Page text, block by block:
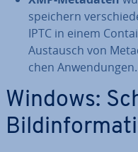
speichern
IPTC in einem
Austausch von
chen An­wen­dun­gen.
Windows: